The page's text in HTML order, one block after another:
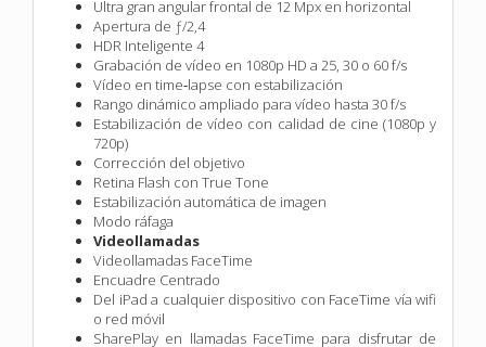
Ultra gran angular frontal de 12 Mpx en horizontal
Apertura de ƒ/2,4
HDR Inteligente 4
Grabación de vídeo en 1080p HD a 25, 30 o 60 f/s
Vídeo en time‑lapse con estabili­zación
Rango dinámico ampliado para vídeo hasta 30 f/s
Estabilización de vídeo con calidad de cine (1080p y
720p)
Corrección del objetivo
Retina Flash con True Tone
Estabilización automática de imagen
Modo ráfaga
Videollamadas
Videollamadas FaceTime
Encuadre Centrado
Del iPad a cualquier dispositivo con FaceTime vía wifi
o red móvil
SharePlay en llamadas FaceTime para disfrutar de